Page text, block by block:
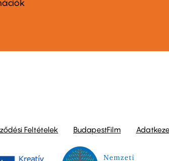
Feltételek BudapestFilm